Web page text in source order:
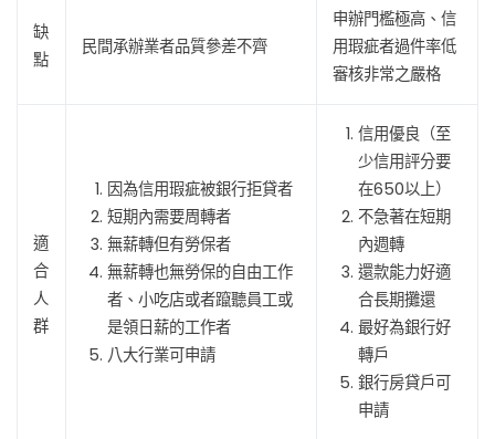
缺
點
民間承辦業者品質參差不齊
申辦門檻極高、信
用瑕疵者過件率低
審核非常之嚴格
適
合
人
群
因為信用瑕疵被銀行拒貸者
短期內需要周轉者
無薪轉但有勞保者
無薪轉也無勞保的自由工作
者、小吃店或者躥聽員工或
是領日薪的工作者
八大行業可申請
信用優良（至
少信用評分要
在650以上）
不急著在短期
內週轉
還款能力好適
合長期攤還
最好為銀行好
轉戶
銀行房貸戶可
申請